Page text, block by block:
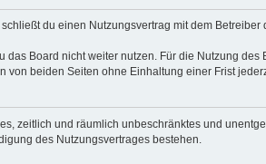
du einen Nutzungsvertrag mit dem
Board nicht weiter nutzen. Für die Nutzung
von beiden Seiten ohne Einhaltung einer Frist
zeitlich und räumlich unbeschränktes und
des Nutzungsvertrages bestehen.